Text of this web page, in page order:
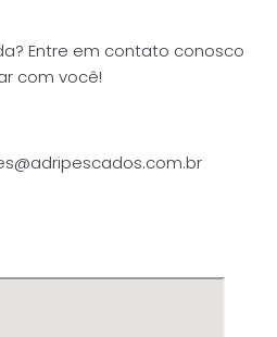
Entre em contato conosco
com você!